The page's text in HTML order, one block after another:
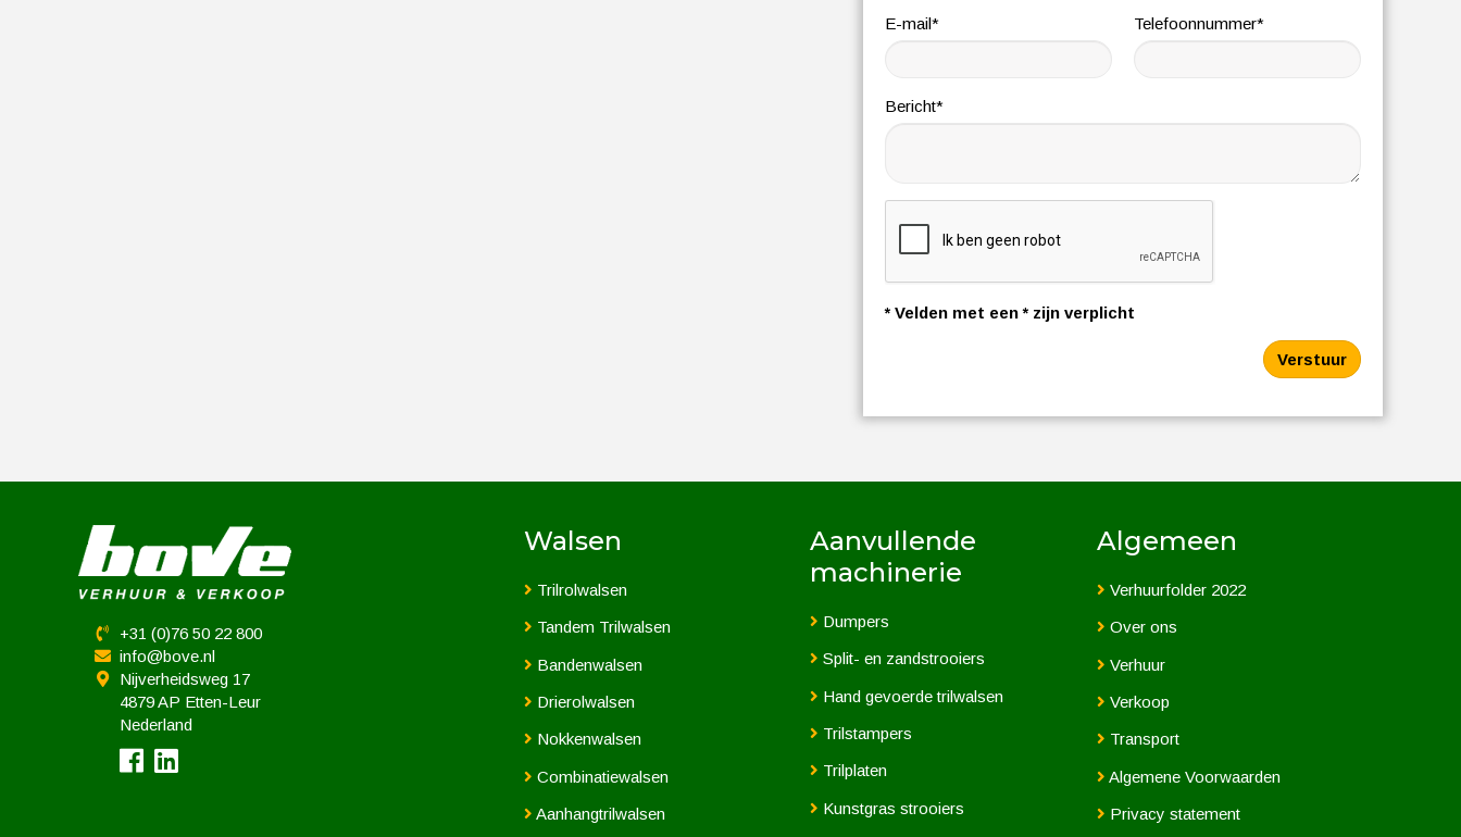
E-mail* Telefoonnummer*
Bericht*
* Velden met een * zijn verplicht
+31 (0)76 50 22 800
info@bove.nl
Nijverheidsweg 17
4879 AP Etten-Leur
Nederland
Walsen
Trilrolwalsen
Tandem Trilwalsen
Bandenwalsen
Drierolwalsen
Nokkenwalsen
Combinatiewalsen
Aanhangtrilwalsen
Aanvullende
machinerie
Dumpers
Split- en zandstrooiers
Hand gevoerde trilwalsen
Trilstampers
Trilplaten
Kunstgras strooiers
Algemeen
Verhuurfolder 2022
Over ons
Verhuur
Verkoop
Transport
Algemene Voorwaarden
Privacy statement